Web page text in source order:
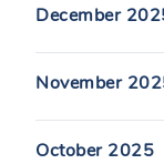
December
November
October 2025